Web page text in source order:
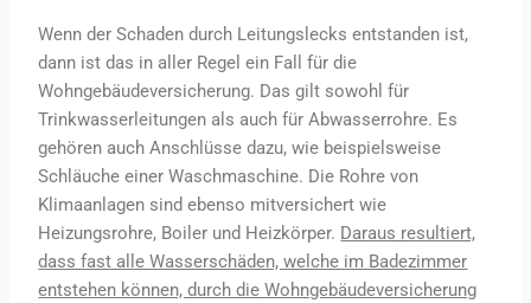
Wenn der Schaden durch Leitungslecks entstanden ist,
dann ist das in aller Regel ein Fall für die
Wohngebäudeversicherung. Das gilt sowohl für
Trinkwasserleitungen als auch für Abwasserrohre. Es
gehören auch Anschlüsse dazu, wie beispielsweise
Schläuche einer Waschmaschine. Die Rohre von
Klimaanlagen sind ebenso mitversichert wie
Heizungsrohre, Boiler und Heizkörper. Daraus resultiert,
dass fast alle Wasserschäden, welche im Badezimmer
entstehen können, durch die Wohngebäudeversicherung